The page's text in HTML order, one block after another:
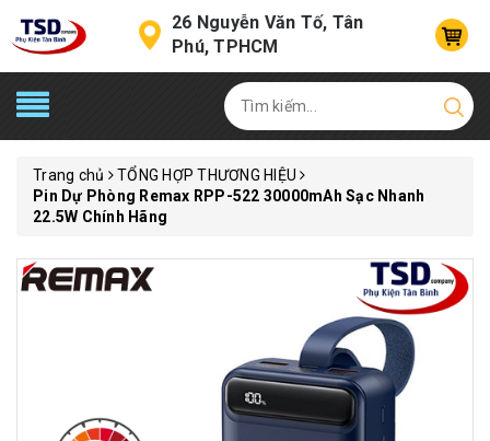
26 Nguyễn Văn Tố, Tân
Phú, TPHCM
Trang chủ
TỔNG HỢP THƯƠNG HIỆU
Pin Dự Phòng Remax RPP-522 30000mAh Sạc Nhanh
22.5W Chính Hãng